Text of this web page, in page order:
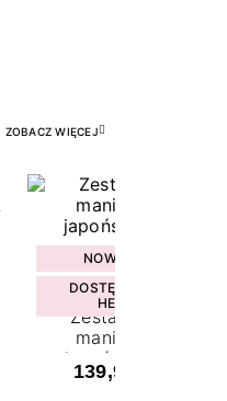
ZOBACZ WIĘCEJ
NOWOŚĆ
DOSTĘPNY W
HEBE
Zestaw do
manicure
japońskiego
139,99 zł